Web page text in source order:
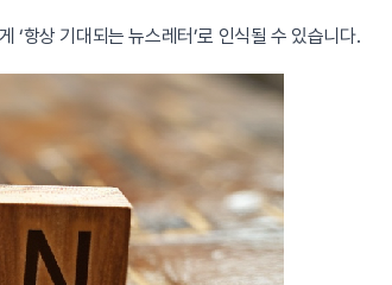
‘항상 기대되는 뉴스레터’로 인식될 수 있습니다.